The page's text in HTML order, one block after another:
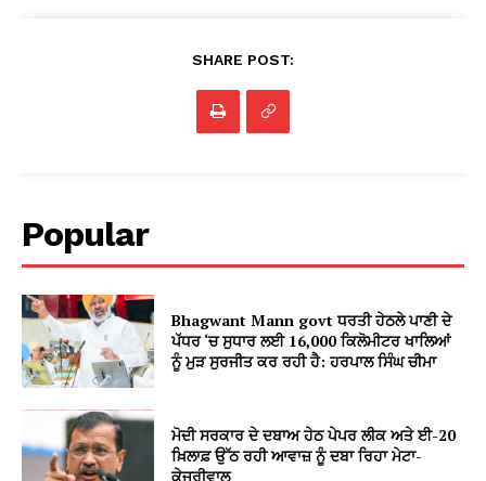
SHARE POST:
Popular
Bhagwant Mann govt ਧਰਤੀ ਹੇਠਲੇ ਪਾਣੀ ਦੇ
ਪੱਧਰ ‘ਚ ਸੁਧਾਰ ਲਈ 16,000 ਕਿਲੋਮੀਟਰ ਖਾਲਿਆਂ
ਨੂੰ ਮੁੜ ਸੁਰਜੀਤ ਕਰ ਰਹੀ ਹੈ: ਹਰਪਾਲ ਸਿੰਘ ਚੀਮਾ
ਮੋਦੀ ਸਰਕਾਰ ਦੇ ਦਬਾਅ ਹੇਠ ਪੇਪਰ ਲੀਕ ਅਤੇ ਈ-20
ਖ਼ਿਲਾਫ਼ ਉੱਠ ਰਹੀ ਆਵਾਜ਼ ਨੂੰ ਦਬਾ ਰਿਹਾ ਮੇਟਾ-
ਕੇਜਰੀਵਾਲ